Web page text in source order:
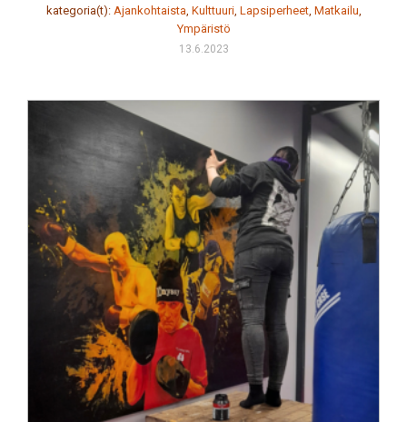
kategoria(t): Ajankohtaista, Kulttuuri, Lapsiperheet, Matkailu,
Ympäristö
13.6.2023